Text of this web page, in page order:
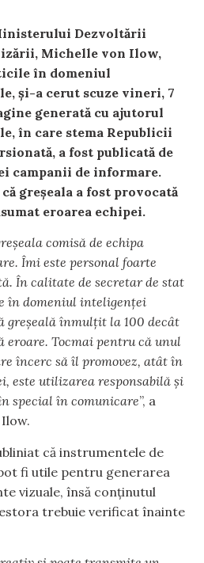
Dezvoltării
Michelle von Ilow,
în domeniul
și-a cerut scuze vineri, 7
generată cu ajutorul
în care stema Republicii
a fost publicată de
campanii de informare.
greșeala a fost provocată
eroarea echipei.
comisă de echipa
Îmi este personal foarte
În calitate de secretar de stat
în domeniul inteligenței
greșeală înmulțit la 100 decât
eroare. Tocmai pentru că unul
încerc să îl promovez, atât în
este utilizarea responsabilă și
special în comunicare”, a
că instrumentele de
fi utile pentru generarea
vizuale, însă conținutul
trebuie verificat înainte